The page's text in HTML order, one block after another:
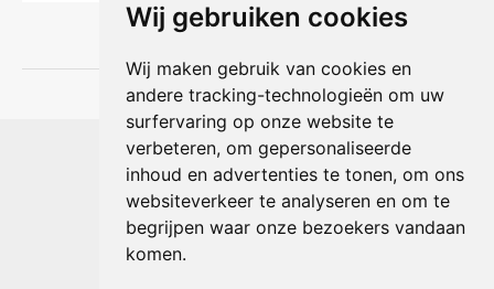
Wij gebruiken cookies
Wij maken gebruik van cookies en
andere tracking-technologieën om uw
surfervaring op onze website te
verbeteren, om gepersonaliseerde
inhoud en advertenties te tonen, om ons
websiteverkeer te analyseren en om te
begrijpen waar onze bezoekers vandaan
komen.
Shophouse online
Max Planckstraat 4
6716 BE Ede, Nederland
Telefoon:+31(0)318 618 121
E-mail: info@shophouse.nl
Geopend: ma t/m vr 09:00-17:00 uur